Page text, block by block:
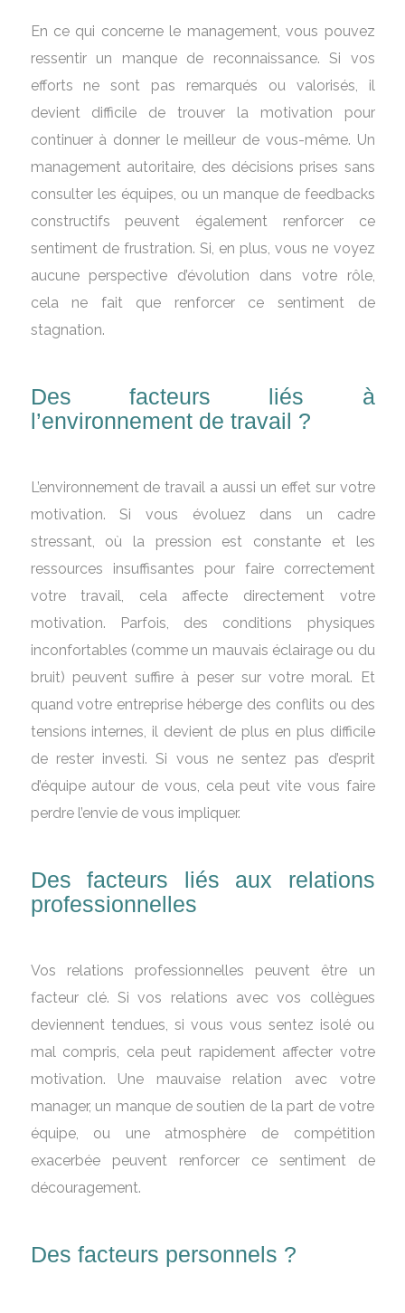
En ce qui concerne le management, vous pouvez
ressentir un manque de reconnaissance. Si vos
efforts ne sont pas remarqués ou valorisés, il
devient difficile de trouver la motivation pour
continuer à donner le meilleur de vous-même. Un
management autoritaire, des décisions prises sans
consulter les équipes, ou un manque de feedbacks
constructifs peuvent également renforcer ce
sentiment de frustration. Si, en plus, vous ne voyez
aucune perspective d’évolution dans votre rôle,
cela ne fait que renforcer ce sentiment de
stagnation.
Des facteurs liés à
l’environnement de travail ?
L’environnement de travail a aussi un effet sur votre
motivation. Si vous évoluez dans un cadre
stressant, où la pression est constante et les
ressources insuffisantes pour faire correctement
votre travail, cela affecte directement votre
motivation. Parfois, des conditions physiques
inconfortables (comme un mauvais éclairage ou du
bruit) peuvent suffire à peser sur votre moral. Et
quand votre entreprise héberge des conflits ou des
tensions internes, il devient de plus en plus difficile
de rester investi. Si vous ne sentez pas d’esprit
d’équipe autour de vous, cela peut vite vous faire
perdre l’envie de vous impliquer.
Des facteurs liés aux relations
professionnelles
Vos relations professionnelles peuvent être un
facteur clé. Si vos relations avec vos collègues
deviennent tendues, si vous vous sentez isolé ou
mal compris, cela peut rapidement affecter votre
motivation. Une mauvaise relation avec votre
manager, un manque de soutien de la part de votre
équipe, ou une atmosphère de compétition
exacerbée peuvent renforcer ce sentiment de
découragement.
Des facteurs personnels ?